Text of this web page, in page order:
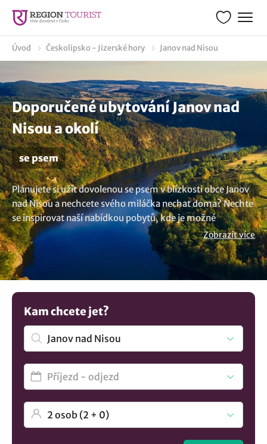
Úvod Českolipsko - Jizerské hory Janov nad Nisou
Doporučené ubytování Janov nad
Nisou a okolí
se psem
Plánujete si užít dovolenou se psem v blízkosti obce Janov
nad Nisou a nechcete svého miláčka nechat doma? Nechte
se inspirovat naší nabídkou pobytů, kde je možné
ubytování se psem nebo domácím zvířetem. Užijte si
bezstarostnou dovolenou i s kočkou v místech, která jsou
přátelská k zvířatům a poskytují veškeré pohodlí pro
domácí mazlíčky. Nevybrali jste si? Mrkněte na všechna
ubytování v lokalitě Janov nad Nisou.
Zobrazit více
Kam chcete jet?